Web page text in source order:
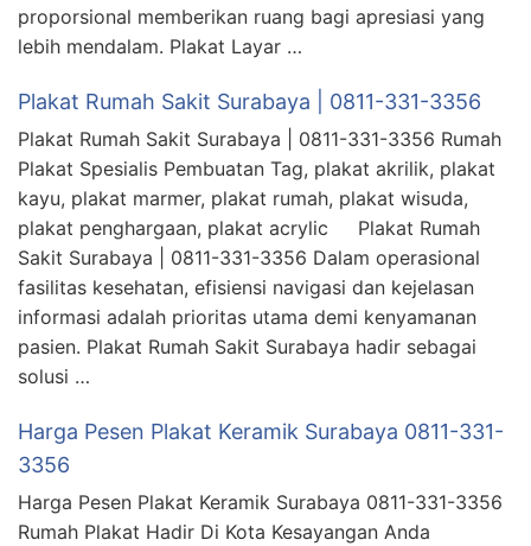
proporsional memberikan ruang bagi apresiasi yang
lebih mendalam. Plakat Layar …
Plakat Rumah Sakit Surabaya | 0811-331-3356
Plakat Rumah Sakit Surabaya | 0811-331-3356 Rumah
Plakat Spesialis Pembuatan Tag, plakat akrilik, plakat
kayu, plakat marmer, plakat rumah, plakat wisuda,
plakat penghargaan, plakat acrylic Plakat Rumah
Sakit Surabaya | 0811-331-3356 Dalam operasional
fasilitas kesehatan, efisiensi navigasi dan kejelasan
informasi adalah prioritas utama demi kenyamanan
pasien. Plakat Rumah Sakit Surabaya hadir sebagai
solusi …
Harga Pesen Plakat Keramik Surabaya 0811-331-
3356
Harga Pesen Plakat Keramik Surabaya 0811-331-3356
Rumah Plakat Hadir Di Kota Kesayangan Anda